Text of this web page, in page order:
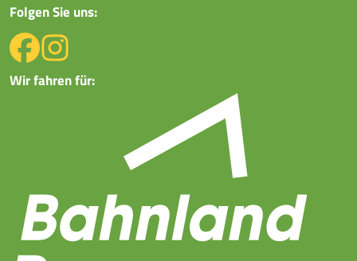
Folgen Sie uns:
Wir fahren für: